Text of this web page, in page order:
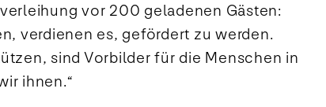
vor 200 geladenen Gästen:
verdienen es, gefördert zu werden.
sind Vorbilder für die Menschen in
ihnen.“